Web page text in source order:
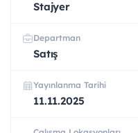
Stajyer
Departman
Satış
Yayınlanma Tarihi
11.11.2025